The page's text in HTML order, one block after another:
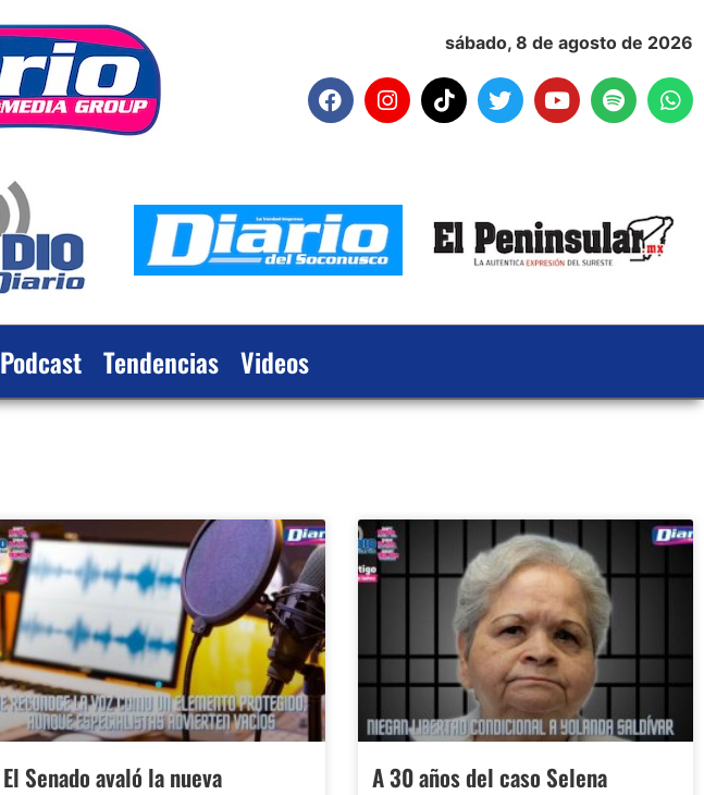
sábado, 8 de agosto de 2026
Podcast Tendencias Videos
El Senado avaló la nueva
A 30 años del caso Selena